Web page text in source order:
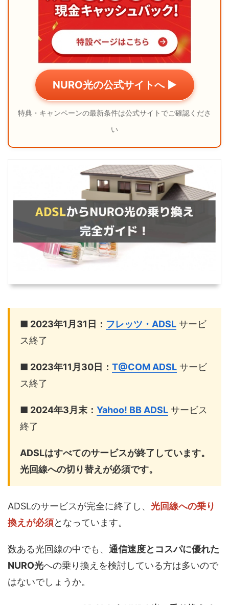
NURO光の公式サイトへ ▶
特典・キャンペーンの最新条件は公式サイトでご確認くださ
い
■ 2023年1月31日： フレッツ・ADSL サービ
ス終了
■ 2023年11月30日： T@COM ADSL サービ
ス終了
■ 2024年3月末： Yahoo! BB ADSL サービス
終了
ADSLはすべてのサービスが終了しています。
光回線への切り替えが必須です。
ADSLのサービスが完全に終了し、 光回線への乗り
換えが必須となっています。
数ある光回線の中でも、 通信速度とコスパに優れた
NURO光への乗り換えを検討している方は多いので
はないでしょうか。